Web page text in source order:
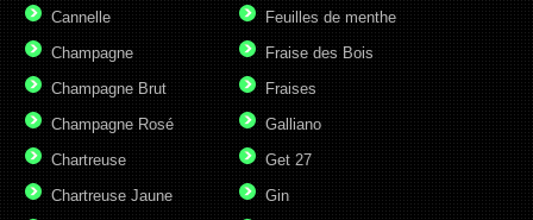
Cannelle
Champagne
Champagne Brut
Champagne Rosé
Chartreuse
Chartreuse Jaune
Feuilles de menthe
Fraise des Bois
Fraises
Galliano
Get 27
Gin